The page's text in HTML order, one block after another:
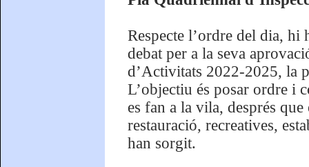
Respecte l’ordre del dia,
debat per a la seva
d’Activitats 2022-2025, la
L’objectiu és posar ordre i
es fan a la vila, després
restauració, recreatives,
han sorgit.